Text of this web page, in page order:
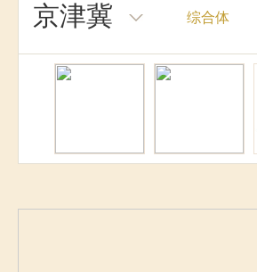
京津冀 综合体